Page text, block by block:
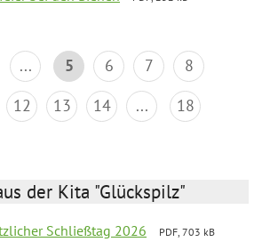
... 5 6 7
8
12 13 14 ... 18
der Kita "Glückspilz"
Schließtag 2026
PDF, 703 kB